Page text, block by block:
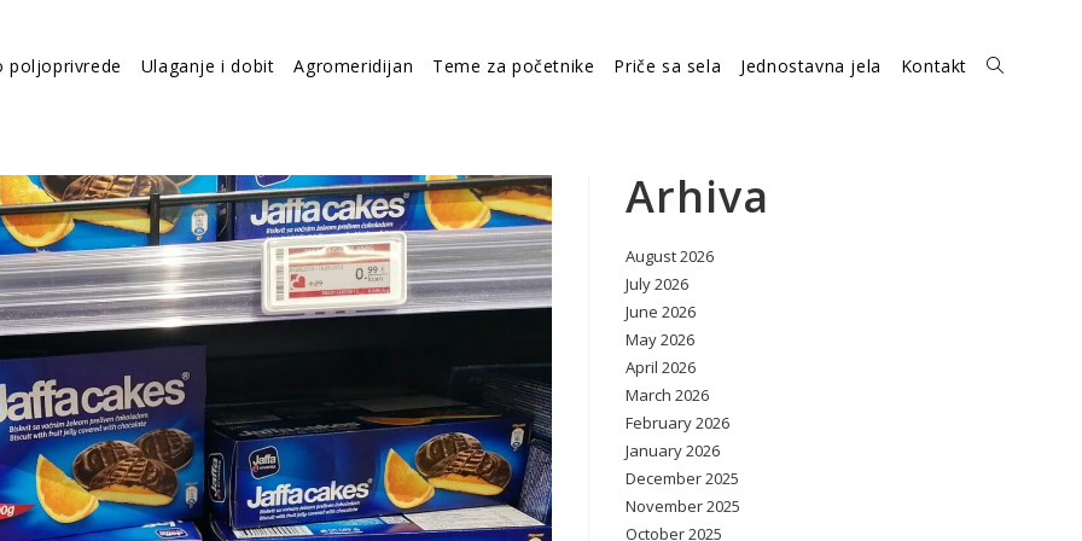
poljoprivrede Ulaganje i dobit Agromeridijan Teme za početnike Priče sa sela Jednostavna jela Kontakt Toggle
Arhiva
August 2026
July 2026
June 2026
May 2026
April 2026
March 2026
February 2026
January 2026
December 2025
November 2025
October 2025